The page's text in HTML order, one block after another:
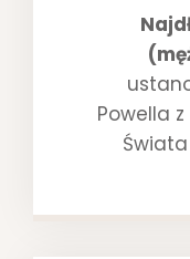
Powella
Świata